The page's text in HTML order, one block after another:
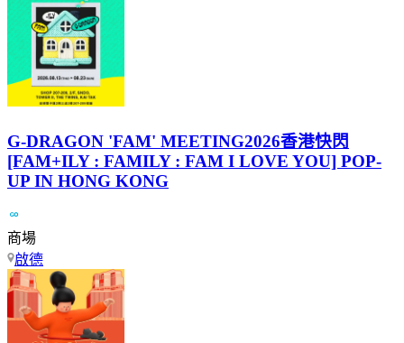
G-DRAGON 'FAM' MEETING2026香港快閃
[FAM+ILY : FAMILY : FAM I LOVE YOU] POP-
UP IN HONG KONG
商場
啟德